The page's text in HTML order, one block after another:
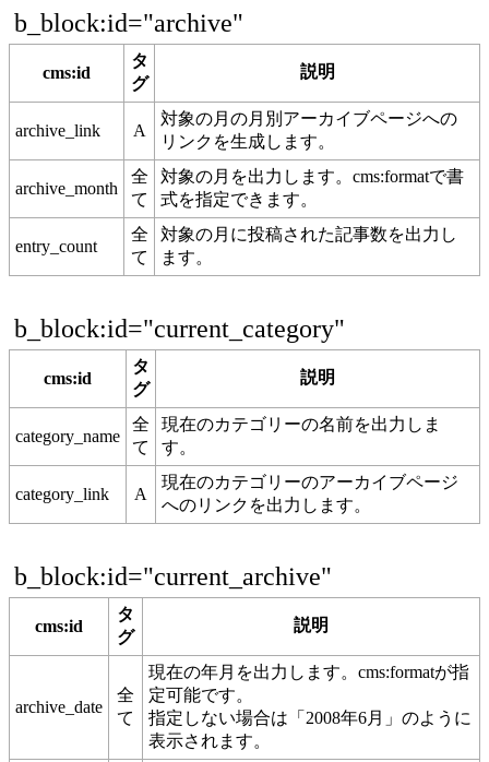
b_block:id="archive"
cms:id
タ
グ
説明
archive_link A
対象の月の月別アーカイブページへの
リンクを生成します。
archive_month
全
て
対象の月を出力します。cms:formatで書
式を指定できます。
entry_count
全
て
対象の月に投稿された記事数を出力し
ます。
b_block:id="current_category"
cms:id
タ
グ
説明
category_name
全
て
現在のカテゴリーの名前を出力しま
す。
category_link A
現在のカテゴリーのアーカイブページ
へのリンクを出力します。
b_block:id="current_archive"
cms:id
タ
グ
説明
archive_date
全
て
現在の年月を出力します。cms:formatが指
定可能です。
指定しない場合は「2008年6月」のように
表示されます。